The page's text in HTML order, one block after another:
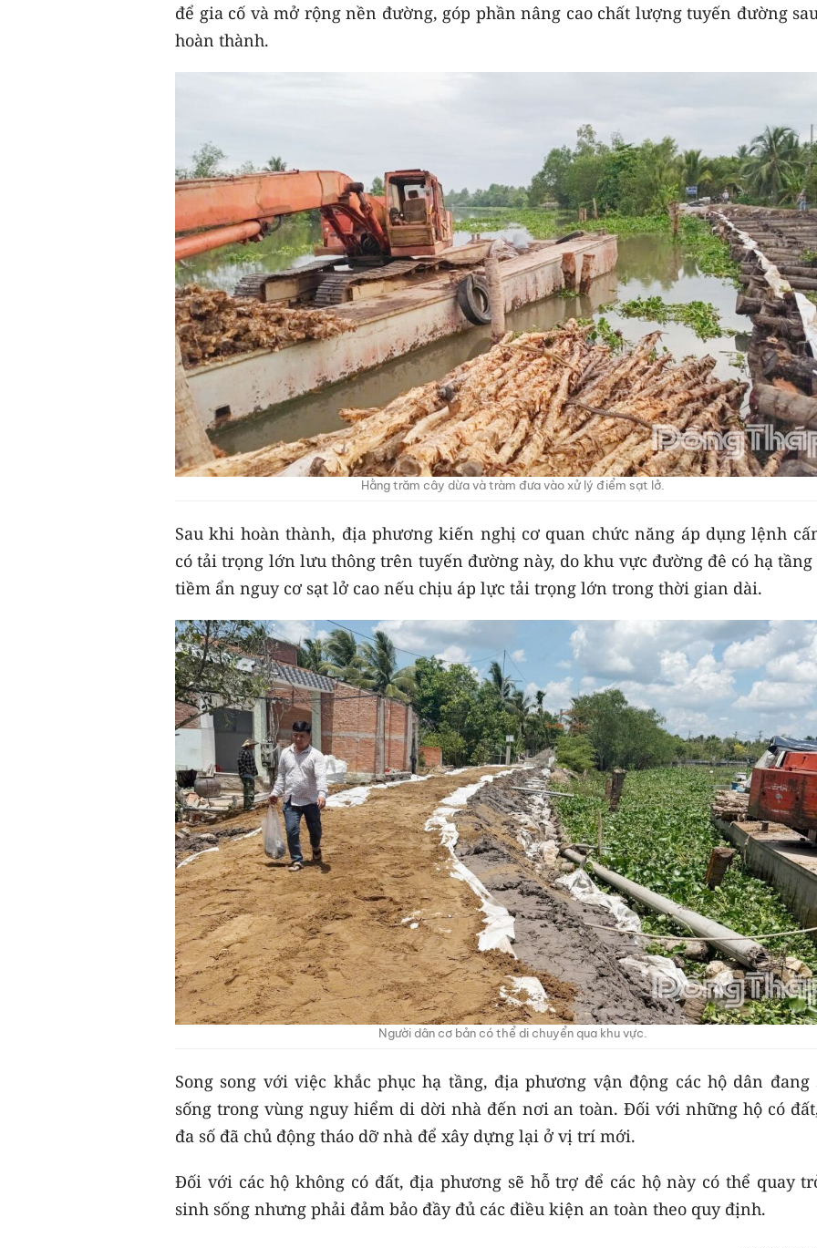
để gia cố và mở rộng nền đường, góp phần nâng cao chất lượng tuyến đường
hoàn thành.
Hằng trăm cây dừa và tràm đưa vào xử lý điểm sạt lở.
Sau khi hoàn thành, địa phương kiến nghị cơ quan chức năng áp dụng lệnh
có tải trọng lớn lưu thông trên tuyến đường này, do khu vực đường đê có hạ tầng
tiềm ẩn nguy cơ sạt lở cao nếu chịu áp lực tải trọng lớn trong thời gian dài.
Người dân cơ bản có thể di chuyển qua khu vực.
Song song với việc khắc phục hạ tầng, địa phương vận động các hộ dân đang
sống trong vùng nguy hiểm di dời nhà đến nơi an toàn. Đối với những hộ có
đa số đã chủ động tháo dỡ nhà để xây dựng lại ở vị trí mới.
Đối với các hộ không có đất, địa phương sẽ hỗ trợ để các hộ này có thể quay
sinh sống nhưng phải đảm bảo đầy đủ các điều kiện an toàn theo quy định.